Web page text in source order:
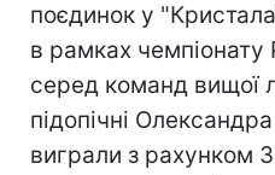
поєдинок у
в рамках чемпіонату
серед команд вищої
підопічні
виграли з рахунком